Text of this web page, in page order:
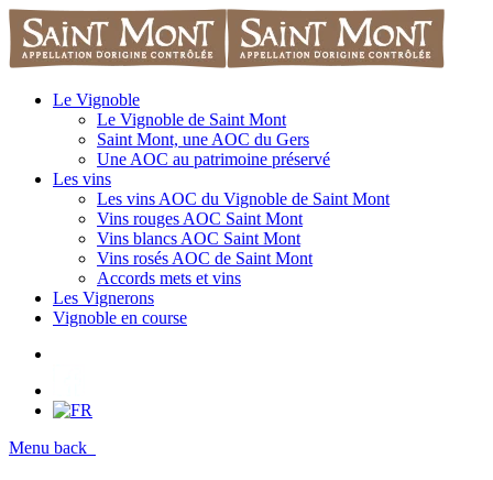
Le Vignoble
Le Vignoble de Saint Mont
Saint Mont, une AOC du Gers
Une AOC au patrimoine préservé
Les vins
Les vins AOC du Vignoble de Saint Mont
Vins rouges AOC Saint Mont
Vins blancs AOC Saint Mont
Vins rosés AOC de Saint Mont
Accords mets et vins
Les Vignerons
Vignoble en course
Menu back